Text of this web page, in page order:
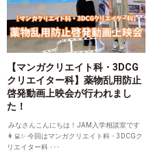
【マンガクリエイト科・3DCG
クリエイター科】薬物乱用防止
啓発動画上映会が行われまし
た！
みなさんこんにちは！JAM入学相談室です
👩‍💻✨ 今回はマンガクリエイト科・3DCGク
リエイター科 ･･･